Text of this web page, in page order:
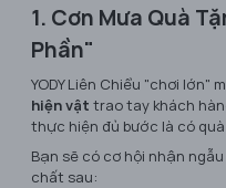
1. Cơn Mưa Quà
Phần"
YODY Liên Chiểu "chơi lớn"
hiện vật trao tay khách
thực hiện đủ bước là có
Bạn sẽ có cơ hội nhận
chất sau: